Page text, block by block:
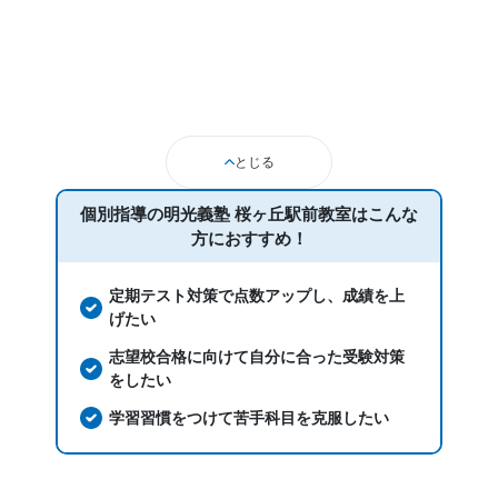
とじる
個別指導の明光義塾 桜ヶ丘駅前教室はこんな
方におすすめ！
定期テスト対策で点数アップし、成績を上
げたい
志望校合格に向けて自分に合った受験対策
をしたい
学習習慣をつけて苦手科目を克服したい